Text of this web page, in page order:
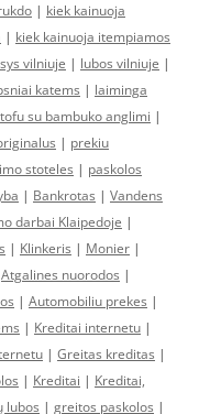
| kiek kainuoja
| kiek kainuoja itempiamos
vilniuje | lubos vilniuje |
katems | laiminga
tofu su bambuko anglimi |
| prekiu
stoteles | paskolos
| Bankrotas | Vandens
darbai Klaipedoje |
| Klinkeris | Monier |
Atgalines nuorodos |
| Automobiliu prekes |
| Kreditai internetu |
| Greitas kreditas |
| Kreditai | Kreditai,
lubos | greitos paskolos |